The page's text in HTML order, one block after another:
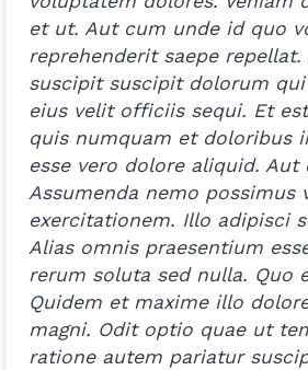
et ut. Aut cum unde id quo
reprehenderit saepe
suscipit suscipit dolorum
eius velit officiis sequi. Et
quis numquam et doloribus
esse vero dolore aliquid.
Assumenda nemo possimus
exercitationem. Illo adipisci
Alias omnis praesentium
rerum soluta sed nulla. Quo
Quidem et maxime illo
magni. Odit optio quae ut
ratione autem pariatur